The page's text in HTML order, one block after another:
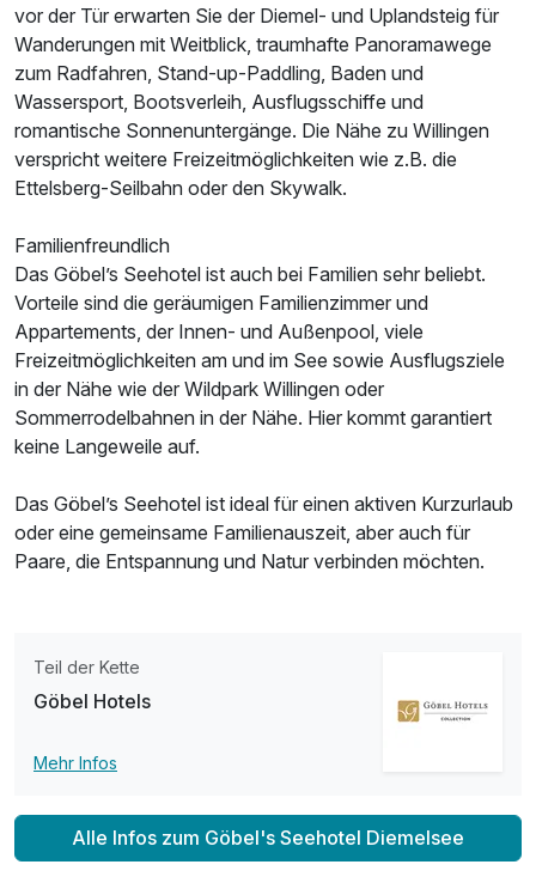
Für 3 Tage p.P. ab341,00 €
1 Erwachsenen und 1 Kind
Zusatznächte
vor der Tür erwarten Sie der Diemel- und Uplandsteig für
Wanderungen mit Weitblick, traumhafte Panoramawege
zum Radfahren, Stand-up-Paddling, Baden und
Wassersport, Bootsverleih, Ausflugsschiffe und
romantische Sonnenuntergänge. Die Nähe zu Willingen
verspricht weitere Freizeitmöglichkeiten wie z.B. die
Ettelsberg-Seilbahn oder den Skywalk.
Familienfreundlich
Das Göbel’s Seehotel ist auch bei Familien sehr beliebt.
Vorteile sind die geräumigen Familienzimmer und
Appartements, der Innen- und Außenpool, viele
Freizeitmöglichkeiten am und im See sowie Ausflugsziele
in der Nähe wie der Wildpark Willingen oder
Sommerrodelbahnen in der Nähe. Hier kommt garantiert
keine Langeweile auf.
Das Göbel’s Seehotel ist ideal für einen aktiven Kurzurlaub
oder eine gemeinsame Familienauszeit, aber auch für
Paare, die Entspannung und Natur verbinden möchten.
Teil der Kette
Göbel Hotels
Mehr Infos
Alle Infos zum Göbel's Seehotel Diemelsee